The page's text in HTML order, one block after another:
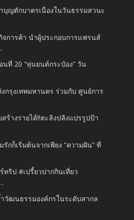
บุญตักบาตรเนื่องในวันธรรมสวนะ
การค้า นำผู้ประกอบการแฟรนส์
นที่ 20 “หุ่นยนต์กระป๋อง” วัน
กรุงเทพมหานคร ร่วมกับ ศูนย์การ
สร้างรายได้!!ตะลิงปลิงแปรรูปป้า
กก็เริ่มต้นจากเพียง “ความฝัน” ที่
ทริป #เปรี้ยวปากกินเที่ยว
ำวัฒนธรรมองค์กรในระดับสากล